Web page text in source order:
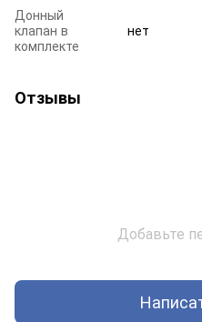
Донный
клапан в
комплекте
нет
Отзывы
Добавьте